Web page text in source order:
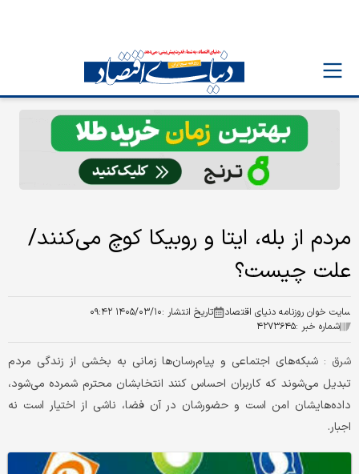
مردم از بله، ایتا و روبیکا کوچ می‌کنند/
علت چیست؟
سایت خوان روزنامه دنیای اقتصاد تاریخ انتشار :۱۴۰۵/۰۳/۱۰ ۰۹:۴۲
شماره خبر :۴۲۷۳۶۴۵
شرق : شبکه‌های اجتماعی و پیام‌رسان‌ها زمانی به بخشی از زندگی مردم
تبدیل می‌شوند که کاربران احساس کنند انتخابشان محترم شمرده می‌شود،
داده‌هایشان امن است و حضورشان در آن فضا، ناشی از اختیار است نه
اجبار.